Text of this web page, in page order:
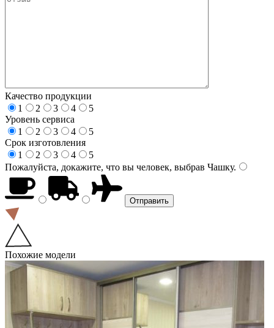
Качество продукции
1
2 3 4
5
Уровень сервиса
1
2 3 4
5
Срок изготовления
1
2 3 4
5
Пожалуйста, докажите, что вы человек, выбрав Чашку.
Похожие модели